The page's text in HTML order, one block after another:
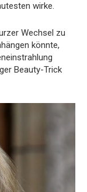
wirke.
Wechsel zu
könnte,
Beauty-Trick